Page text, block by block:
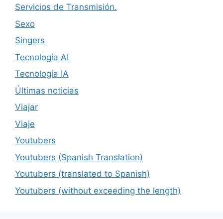
Servicios de Transmisión.
Sexo
Singers
Tecnología AI
Tecnología IA
Últimas noticias
Viajar
Viaje
Youtubers
Youtubers (Spanish Translation)
Youtubers (translated to Spanish)
Youtubers (without exceeding the length)